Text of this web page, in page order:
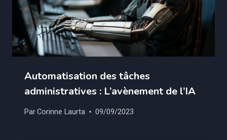
Automatisation des tâches
administratives : L’avènement de l’IA
ParCorinne Laurta 09/09/2023